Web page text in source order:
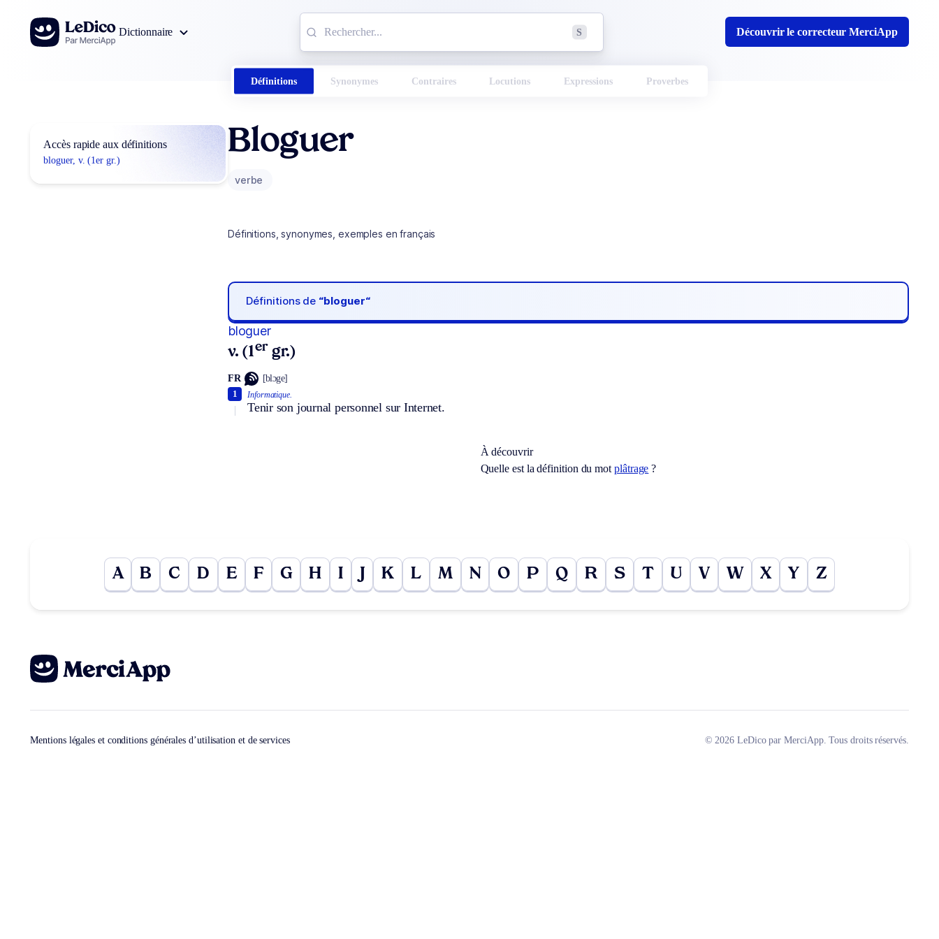
Aller au contenu
Dictionnaire
S Découvrir le correcteur MerciApp
Définitions Synonymes Contraires Locutions Expressions Proverbes
Accès rapide aux définitions
bloguer, v. (1er gr.)
Bloguer
verbe
Définitions, synonymes, exemples en français
Définitions de “bloguer“
bloguer
v. (1er gr.)
FR [blɔge]
Informatique.
Tenir son journal personnel sur Internet.
1
À découvrir
Quelle est la définition du mot plâtrage ?
A B C D E F G H I J K L M N O P Q R S T U V W X Y Z
Mentions légales et conditions générales d’utilisation et de services © 2026 LeDico par MerciApp. Tous droits réservés.